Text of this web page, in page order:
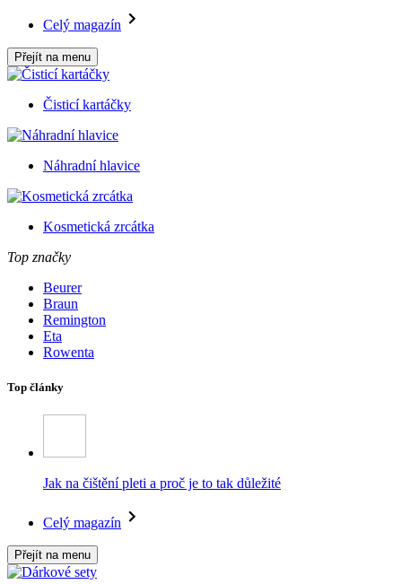
Celý magazín
Přejít na menu
Čisticí kartáčky
Náhradní hlavice
Kosmetická zrcátka
Top značky
Beurer
Braun
Remington
Eta
Rowenta
Top články
Jak na čištění pleti a proč je to tak důležité
Celý magazín
Přejít na menu